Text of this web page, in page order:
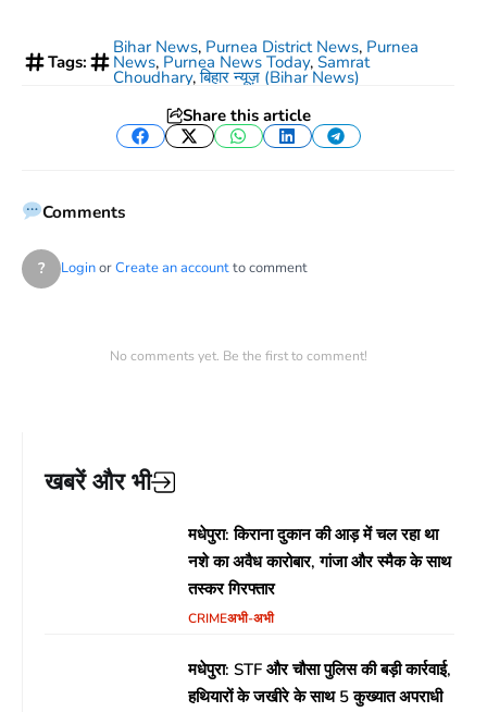
Tags:
Bihar News, Purnea District News, Purnea
News, Purnea News Today, Samrat
Choudhary,बिहार न्यूज़ (Bihar News)
Share this article
Facebook
TwitterWhatsApp
LinkedInTelegram
Comments
? LoginorCreate an accountto comment
No comments yet. Be the first to comment!
खबरें और भी
मधेपुरा: किराना दुकान की आड़ में चल रहा था
नशे का अवैध कारोबार, गांजा और स्मैक के साथ
तस्कर गिरफ्तार
CRIMEअभी-अभी
मधेपुरा: STF और चौसा पुलिस की बड़ी कार्रवाई,
हथियारों के जखीरे के साथ 5 कुख्यात अपराधी